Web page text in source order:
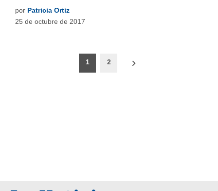
por Patricia Ortiz
25 de octubre de 2017
1 2